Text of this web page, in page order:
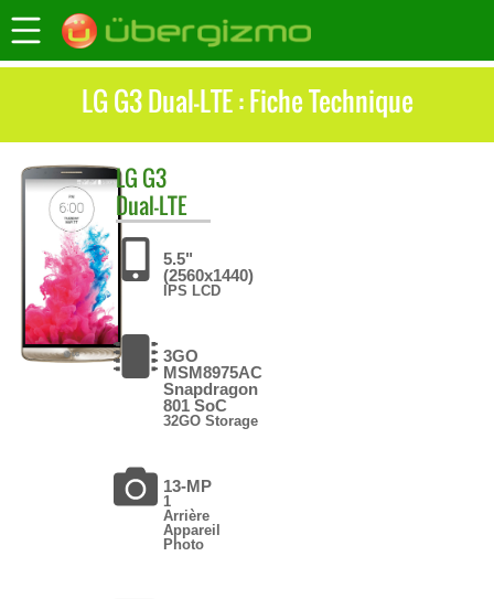
LG G3 Dual-LTE : Fiche Technique
LG G3
Dual-LTE
5.5"
(2560x1440)
IPS LCD
3GO
MSM8975AC
Snapdragon
801 SoC
32GO Storage
13-MP
1
Arrière
Appareil
Photo